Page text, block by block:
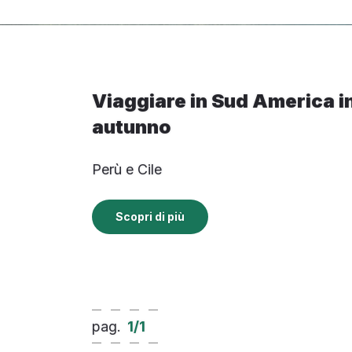
Viaggiare in Sud America
autunno
Perù e Cile
Scopri di più
pag. 1/1